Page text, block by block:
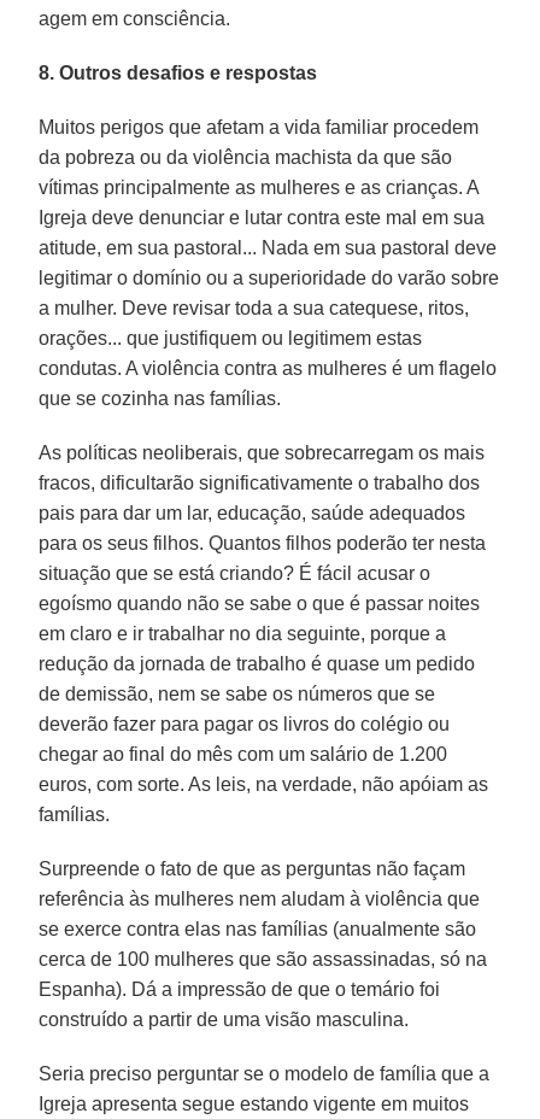
agem em consciência.
8. Outros desafios e respostas
Muitos perigos que afetam a vida familiar procedem
da pobreza ou da violência machista da que são
vítimas principalmente as mulheres e as crianças. A
Igreja deve denunciar e lutar contra este mal em sua
atitude, em sua pastoral... Nada em sua pastoral deve
legitimar o domínio ou a superioridade do varão sobre
a mulher. Deve revisar toda a sua catequese, ritos,
orações... que justifiquem ou legitimem estas
condutas. A violência contra as mulheres é um flagelo
que se cozinha nas famílias.
As políticas neoliberais, que sobrecarregam os mais
fracos, dificultarão significativamente o trabalho dos
pais para dar um lar, educação, saúde adequados
para os seus filhos. Quantos filhos poderão ter nesta
situação que se está criando? É fácil acusar o
egoísmo quando não se sabe o que é passar noites
em claro e ir trabalhar no dia seguinte, porque a
redução da jornada de trabalho é quase um pedido
de demissão, nem se sabe os números que se
deverão fazer para pagar os livros do colégio ou
chegar ao final do mês com um salário de 1.200
euros, com sorte. As leis, na verdade, não apóiam as
famílias.
Surpreende o fato de que as perguntas não façam
referência às mulheres nem aludam à violência que
se exerce contra elas nas famílias (anualmente são
cerca de 100 mulheres que são assassinadas, só na
Espanha). Dá a impressão de que o temário foi
construído a partir de uma visão masculina.
Seria preciso perguntar se o modelo de família que a
Igreja apresenta segue estando vigente em muitos